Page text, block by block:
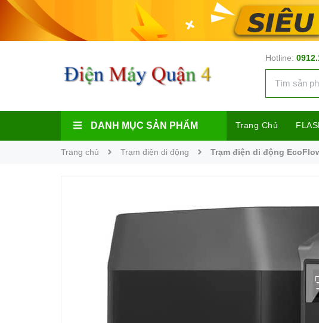
Hotline:
DANH MỤC SẢN PHẨM Trang Chủ
Trang chủ Trạm điện di động Trạm điện di động